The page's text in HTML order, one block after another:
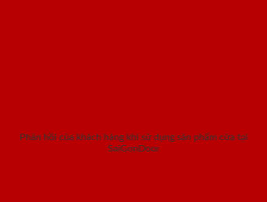
Phản hồi của khách hàng khi sử dụng sản phẩm cửa tại
SaiGonDoor